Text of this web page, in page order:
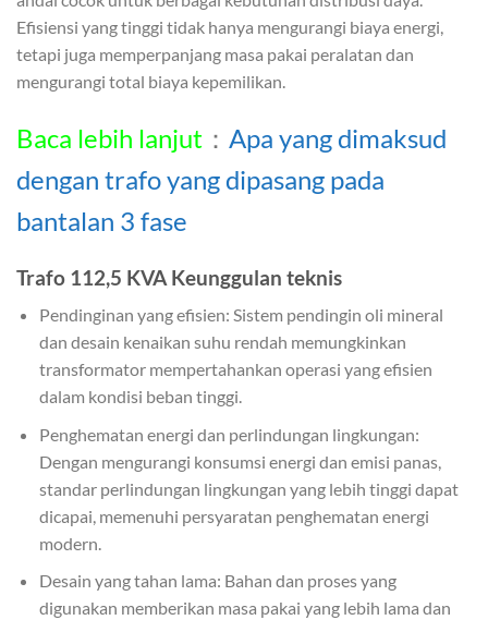
Efisiensi yang tinggi tidak hanya mengurangi biaya energi,
tetapi juga memperpanjang masa pakai peralatan dan
mengurangi total biaya kepemilikan.
Baca lebih lanjut ： Apa yang dimaksud
dengan trafo yang dipasang pada
bantalan 3 fase
Trafo 112,5 KVA Keunggulan teknis
Pendinginan yang efisien: Sistem pendingin oli mineral
dan desain kenaikan suhu rendah memungkinkan
transformator mempertahankan operasi yang efisien
dalam kondisi beban tinggi.
Penghematan energi dan perlindungan lingkungan:
Dengan mengurangi konsumsi energi dan emisi panas,
standar perlindungan lingkungan yang lebih tinggi dapat
dicapai, memenuhi persyaratan penghematan energi
modern.
Desain yang tahan lama: Bahan dan proses yang
digunakan memberikan masa pakai yang lebih lama dan